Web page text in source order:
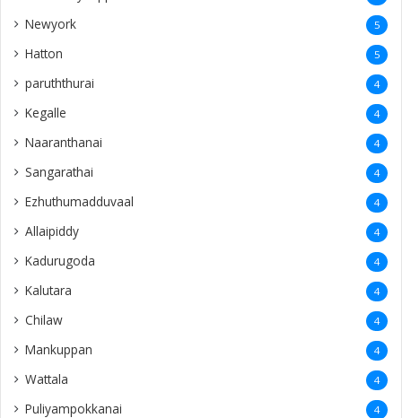
Newyork 5
Hatton 5
paruththurai 4
Kegalle 4
Naaranthanai 4
Sangarathai 4
Ezhuthumadduvaal 4
Allaipiddy 4
Kadurugoda 4
Kalutara 4
Chilaw 4
Mankuppan 4
Wattala 4
Puliyampokkanai 4